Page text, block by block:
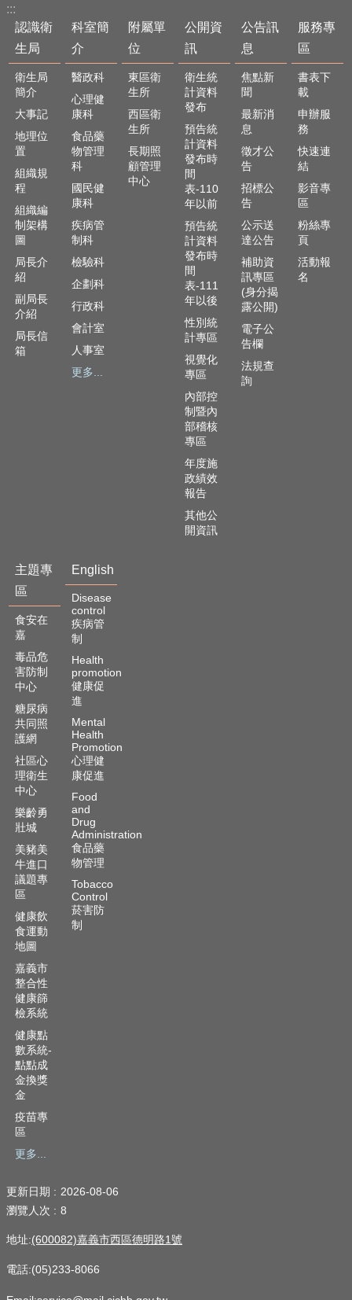
站
導
覽
局
長
信
箱
粉
絲
專
頁
資
訊
安
全
政
隱
:::
認識衛
生局
衛生局
簡介
大事記
地理位
置
組織規
程
組織編
制架構
圖
局長介
紹
副局長
介紹
局長信
箱
科室簡
介
醫政科
心理健
康科
食品藥
物管理
科
國民健
康科
疾病管
制科
檢驗科
企劃科
行政科
會計室
人事室
更多...
附屬單
位
東區衛
生所
西區衛
生所
長期照
顧管理
中心
公開資
訊
衛生統
計資料
發布
預告統
計資料
發布時
間
表-110
年以前
預告統
計資料
發布時
間
表-111
年以後
性別統
計專區
視覺化
專區
內部控
制暨內
部稽核
專區
年度施
政績效
報告
其他公
開資訊
公告訊
息
焦點新
聞
最新消
息
徵才公
告
招標公
告
公示送
達公告
補助資
訊專區
(身分揭
露公開)
電子公
告欄
法規查
詢
服務專
區
書表下
載
申辦服
務
快速連
結
影音專
區
粉絲專
頁
活動報
名
主題專
區
食安在
嘉
毒品危
害防制
中心
糖尿病
共同照
護網
社區心
理衛生
中心
樂齡勇
壯城
美豬美
牛進口
議題專
區
健康飲
食運動
地圖
嘉義市
整合性
健康篩
檢系統
健康點
數系統-
點點成
金換獎
金
疫苗專
區
更多...
English
Disease
control
疾病管
制
Health
promotion
健康促
進
Mental
Health
Promotion
心理健
康促進
Food
and
Drug
Administration
食品藥
物管理
Tobacco
Control
菸害防
制
更新日期
2026-08-06
瀏覽人次
8
地址:(600082)嘉義市西區德明路1號
電話:(05)233-8066